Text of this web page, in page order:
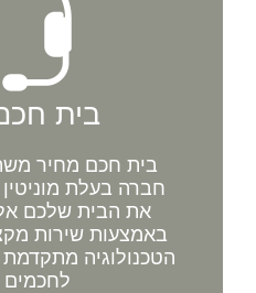
בית
בית חכם מחיר
חברה בעלת מוניטין
את הבית שלכם
באמצעות שירות
הטכנולוגיה מתקדמת
לחכמים